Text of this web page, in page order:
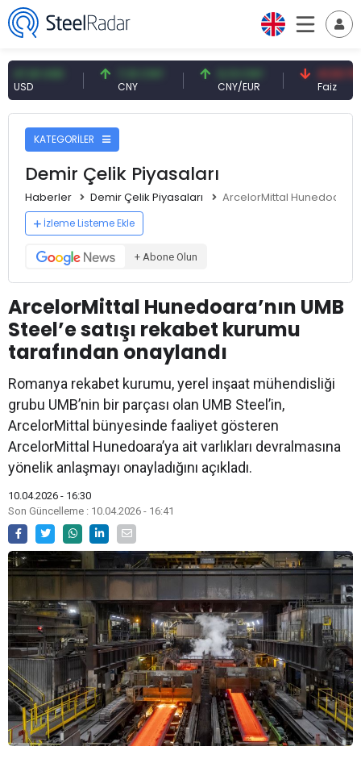
7,10 CNY 0,13 CNY
CNY/EUR
41,53 TRY
KATEGORİLER
Demir Çelik Piyasaları
Haberler Demir Çelik Piyasaları ArcelorMittal
İzleme Listeme Ekle
+ Abone Olun
ArcelorMittal Hunedoara’nın UMB
Steel’e satışı rekabet kurumu
tarafından onaylandı
Romanya rekabet kurumu, yerel inşaat mühendisliği
grubu UMB’nin bir parçası olan UMB Steel’in,
ArcelorMittal bünyesinde faaliyet gösteren
ArcelorMittal Hunedoara’ya ait varlıkları devralmasına
yönelik anlaşmayı onayladığını açıkladı.
10.04.2026 - 16:30
Son Güncelleme : 10.04.2026 - 16:41